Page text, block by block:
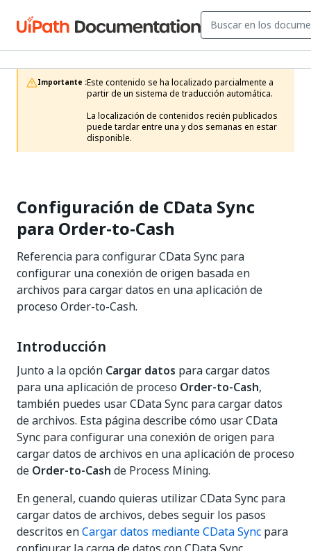
Importante :Este contenido se ha localizado parcialmente a
partir de un sistema de traducción automática.
La localización de contenidos recién publicados
puede tardar entre una y dos semanas en estar
disponible.
Configuración de CData Sync
para Order-to-Cash
Referencia para configurar CData Sync para
configurar una conexión de origen basada en
archivos para cargar datos en una aplicación de
proceso Order-to-Cash.
Introducción
Junto a la opción Cargar datos para cargar datos
para una aplicación de proceso Order-to-Cash,
también puedes usar CData Sync para cargar datos
de archivos. Esta página describe cómo usar CData
Sync para configurar una conexión de origen para
cargar datos de archivos en una aplicación de proceso
de Order-to-Cash de Process Mining.
En general, cuando quieras utilizar CData Sync para
cargar datos de archivos, debes seguir los pasos
descritos enCargar datos mediante CData Sync para